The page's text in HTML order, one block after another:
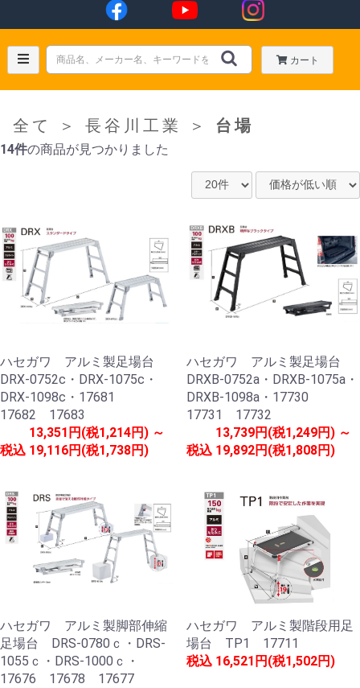
カート
全て ＞ 長谷川工業 ＞ 台場
14件の商品が見つかりました
ハセガワ アルミ製足場台
DRX-0752c・DRX-1075c・
DRX-1098c・17681
17682 17683
税込
13,351円(税1,214円) ～
19,116円(税1,738円)
ハセガワ アルミ製足場台
DRXB-0752a・DRXB-1075a・
DRXB-1098a・17730
17731 17732
税込
13,739円(税1,249円) ～
19,892円(税1,808円)
ハセガワ アルミ製脚部伸縮
足場台 DRS-0780ｃ・DRS-
1055ｃ・DRS-1000ｃ・
17676 17678 17677
ハセガワ アルミ製階段用足
場台 TP1 17711
税込 16,521円(税1,502円)